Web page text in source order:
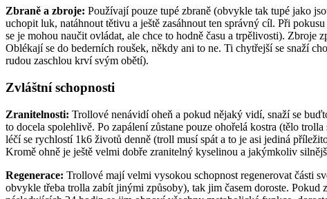
Zbraně a zbroje: Používají pouze tupé zbraně (obvykle tak tupé jako
uchopit luk, natáhnout tětivu a ještě zasáhnout ten správný cíl. Při
se je mohou naučit ovládat, ale chce to hodně času a trpělivosti).
Oblékají se do bederních roušek, někdy ani to ne. Ti chytřejší se snaží
rudou zaschlou krví svým obětí).
Zvláštní schopnosti
Zranitelnosti: Trollové nenávidí oheň a pokud nějaký vidí, snaží se
to docela spolehlivě. Po zapálení zůstane pouze ohořelá kostra (tělo
léčí se rychlostí 1k6 životů denně (troll musí spát a to je asi jediná
Kromě ohně je ještě velmi dobře zranitelný kyselinou a jakýmkoliv
Regenerace: Trollové mají velmi vysokou schopnost regenerovat části
obvykle třeba trolla zabít jinými způsoby), tak jim časem doroste.